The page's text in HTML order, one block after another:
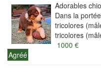
Adorables
Dans la
tricolores
tricolores
1000 €
Agréé